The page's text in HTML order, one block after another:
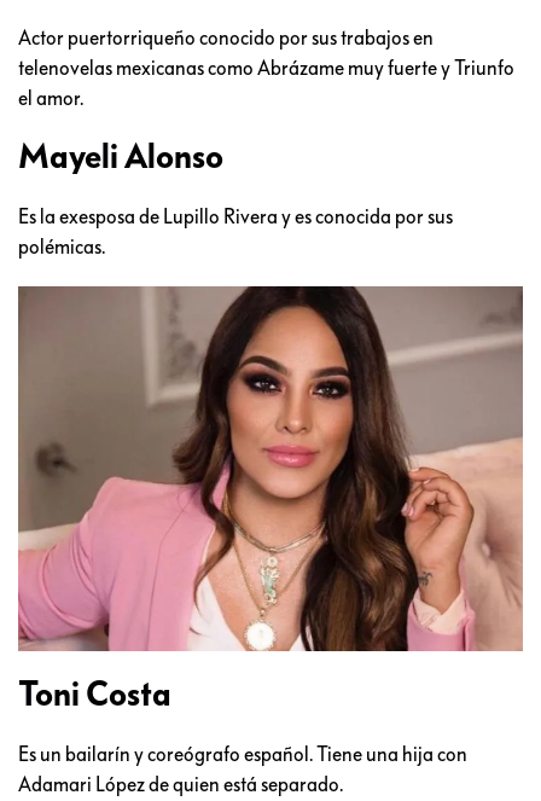
Actor puertorriqueño conocido por sus trabajos en
telenovelas mexicanas como Abrázame muy fuerte y Triunfo
el amor.
Mayeli Alonso
Es la exesposa de Lupillo Rivera y es conocida por sus
polémicas.
Toni Costa
Es un bailarín y coreógrafo español. Tiene una hija con
Adamari López de quien está separado.